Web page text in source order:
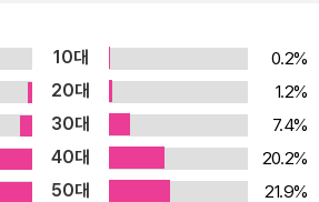
권력에 눈이 멀어 며느리에게 살갑게 대하
군. 시아버지로부터 일거수일투족을 간섭
앞에서 조선의 국모임을 외치며 불쌍하게
. 그러나 우리는 잘못 알고 있었다. 민비는
로지 자기의 이득만 챙기는 삶을 살았다.
재평가가 필요하다는 목소리에 따라 여러
10대
0.2%
20대
1.2%
30대
7.4%
40대
20.2%
50대
21.9%